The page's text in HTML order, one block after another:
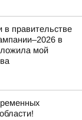
правительстве
в
мой